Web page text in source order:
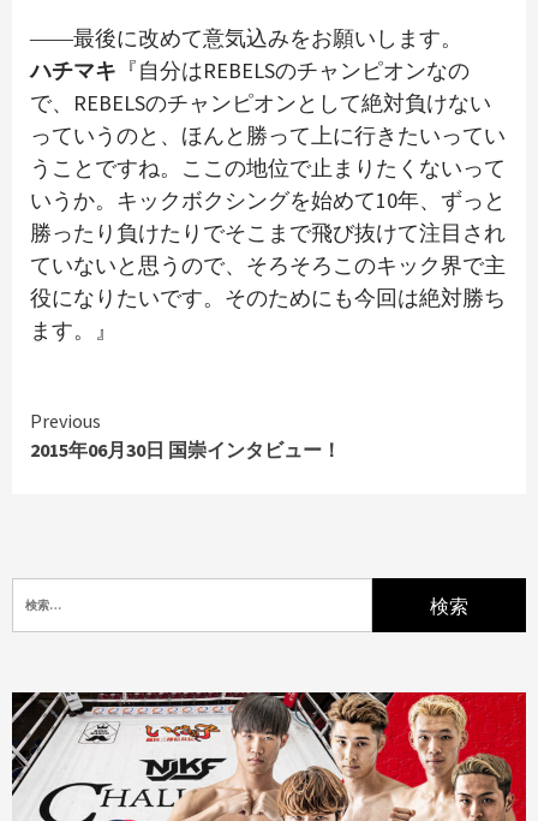
――最後に改めて意気込みをお願いします。
ハチマキ 『自分はREBELSのチャンピオンなの
で、REBELSのチャンピオンとして絶対負けない
っていうのと、ほんと勝って上に行きたいってい
うことですね。ここの地位で止まりたくないって
いうか。キックボクシングを始めて10年、ずっと
勝ったり負けたりでそこまで飛び抜けて注目され
ていないと思うので、そろそろこのキック界で主
役になりたいです。そのためにも今回は絶対勝ち
ます。』
Continue
Reading
Previous
2015年06月30日 国崇インタビュー！
索: